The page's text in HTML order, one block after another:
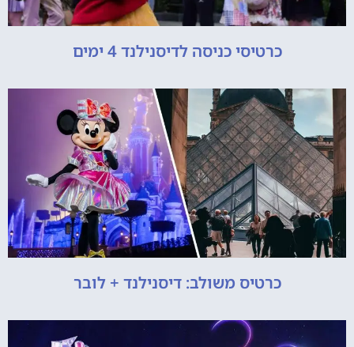
כרטיסי כניסה לדיסנילנד 4 ימים
כרטיס משולב: דיסנילנד + לובר